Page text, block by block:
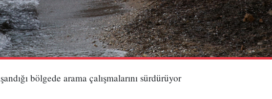
bölgede arama çalışmalarını sürdürüyor